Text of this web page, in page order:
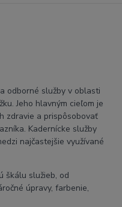
odborné služby v oblasti
Jeho hlavným cieľom je
zdravie a prispôsobovať
Kadernícke služby
najčastejšie využívané
škálu služieb, od
úpravy, farbenie,